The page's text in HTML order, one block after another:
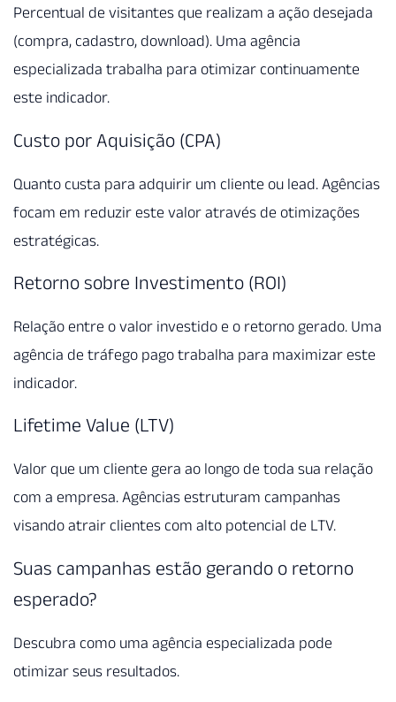
Percentual de visitantes que realizam a ação desejada
(compra, cadastro, download). Uma agência
especializada trabalha para otimizar continuamente
este indicador.
Custo por Aquisição (CPA)
Quanto custa para adquirir um cliente ou lead. Agências
focam em reduzir este valor através de otimizações
estratégicas.
Retorno sobre Investimento (ROI)
Relação entre o valor investido e o retorno gerado. Uma
agência de tráfego pago trabalha para maximizar este
indicador.
Lifetime Value (LTV)
Valor que um cliente gera ao longo de toda sua relação
com a empresa. Agências estruturam campanhas
visando atrair clientes com alto potencial de LTV.
Suas campanhas estão gerando o retorno
esperado?
Descubra como uma agência especializada pode
otimizar seus resultados.